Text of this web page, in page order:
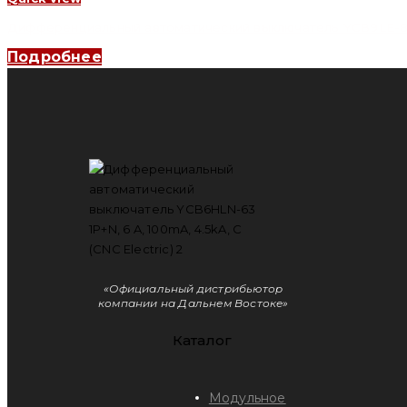
Подробнее
«Официальный дистрибьютор
компании на Дальнем Востоке»
Каталог
Модульное